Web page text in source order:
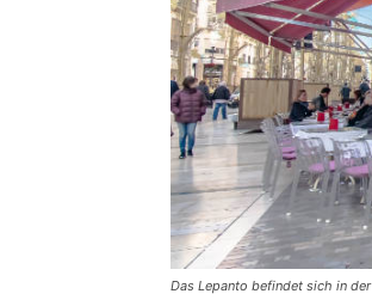
Das Lepanto befindet sich in